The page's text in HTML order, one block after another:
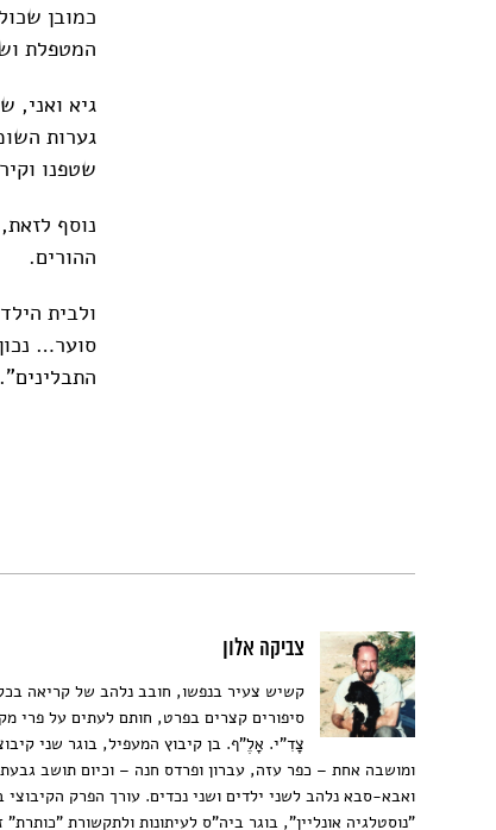
כמובן
המטפלת
גיא ואני,
גערות
שטפנו
נוסף
ההורים.
ולבית
סוער…
צביקה אלון
קשיש צעיר בנפשו, חובב נלהב של קריאה
סיפורים קצרים בפרט, חותם לעתים על פרי
צָדִ"י. אָלֶ"ף. בן קיבוץ המעפיל, בוגר שני
ומושבה אחת – כפר עזה, עברון ופרדס חנה – וכיום תושב
ואבא-סבא נלהב לשני ילדים ושני נכדים. עורך הפרק
"נוסטלגיה אונליין", בוגר ביה"ס לעיתונות ולתקשורת "כותרת"